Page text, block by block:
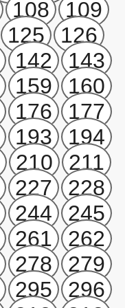
108
109
125
126
142
143
159
160
176
177
193
194
210
211
227
228
244
245
261
262
278
279
295
296